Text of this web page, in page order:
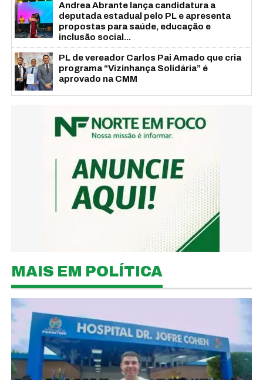
Andrea Abrante lança candidatura a
deputada estadual pelo PL e apresenta
propostas para saúde, educação e
inclusão social...
PL de vereador Carlos Pai Amado que cria
programa “Vizinhança Solidária” é
aprovado na CMM
MAIS EM POLÍTICA